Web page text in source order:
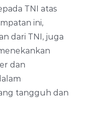
TNI atas
ini,
dari TNI, juga
dan
tangguh dan